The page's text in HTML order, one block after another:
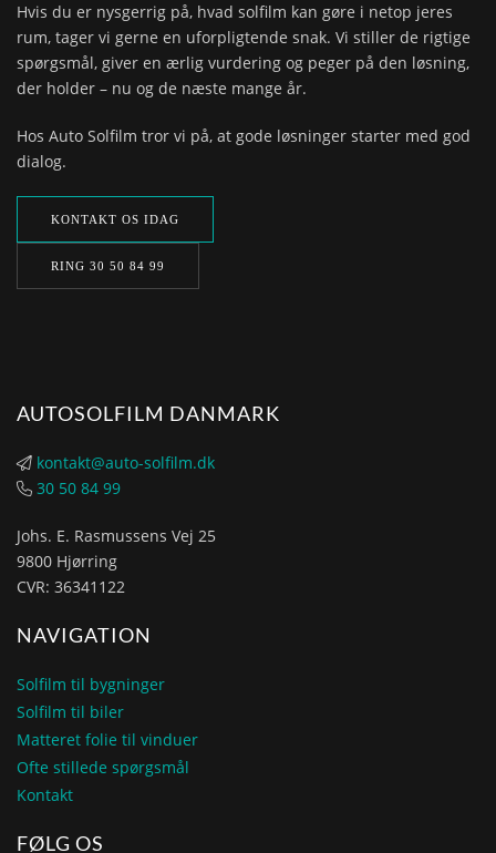
Hvis du er nysgerrig på, hvad solfilm kan gøre i netop jeres
rum, tager vi gerne en uforpligtende snak. Vi stiller de rigtige
spørgsmål, giver en ærlig vurdering og peger på den løsning,
der holder – nu og de næste mange år.
Hos Auto Solfilm tror vi på, at gode løsninger starter med god
dialog.
KONTAKT OS IDAG
RING 30 50 84 99
AUTOSOLFILM DANMARK
kontakt@auto-solfilm.dk
30 50 84 99
Johs. E. Rasmussens Vej 25
9800 Hjørring
CVR: 36341122
NAVIGATION
Solfilm til bygninger
Solfilm til biler
Matteret folie til vinduer
Ofte stillede spørgsmål
Kontakt
FØLG OS